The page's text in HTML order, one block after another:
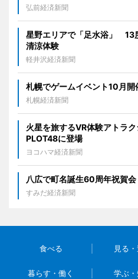
弘前経済新聞
星野エリアで「足水浴」 13
清涼体験
軽井沢経済新聞
札幌でゲームイベント10月
札幌経済新聞
火星を旅するVR体験アトラ
PLOT48に登場
ヨコハマ経済新聞
八広で町名誕生60周年祝賀
すみだ経済新聞
食べる 見る
暮らす・働く 学ぶ